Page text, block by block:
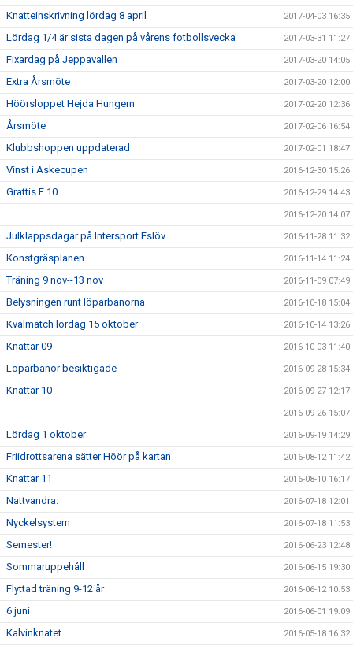
Knatteinskrivning lördag 8 april 2017-04-03 16:35
Lördag 1/4 är sista dagen på vårens fotbollsvecka 2017-03-31 11:27
Fixardag på Jeppavallen 2017-03-20 14:05
Extra Årsmöte 2017-03-20 12:00
Höörsloppet Hejda Hungern 2017-02-20 12:36
Årsmöte 2017-02-06 16:54
Klubbshoppen uppdaterad 2017-02-01 18:47
Vinst i Askecupen 2016-12-30 15:26
Grattis F 10 2016-12-29 14:43
2016-12-20 14:07
Julklappsdagar på Intersport Eslöv 2016-11-28 11:32
Konstgräsplanen 2016-11-14 11:24
Träning 9 nov--13 nov 2016-11-09 07:49
Belysningen runt löparbanorna 2016-10-18 15:04
Kvalmatch lördag 15 oktober 2016-10-14 13:26
Knattar 09 2016-10-03 11:40
Löparbanor besiktigade 2016-09-28 15:34
Knattar 10 2016-09-27 12:17
2016-09-26 15:07
Lördag 1 oktober 2016-09-19 14:29
Friidrottsarena sätter Höör på kartan 2016-08-12 11:42
Knattar 11 2016-08-10 16:17
Nattvandra. 2016-07-18 12:01
Nyckelsystem 2016-07-18 11:53
Semester! 2016-06-23 12:48
Sommaruppehåll 2016-06-15 19:30
Flyttad träning 9-12 år 2016-06-12 10:53
6 juni 2016-06-01 19:09
Kalvinknatet 2016-05-18 16:32